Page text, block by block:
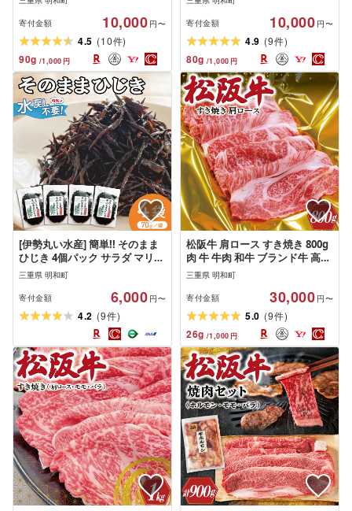
スジ すじ煮 煮込み 土手 土手煮
牛すじ肉 すじ肉 高たんぱく 希
少 味噌 味噌煮 白みそ
寄付金額 10,000 円〜
4.5 (10件)
90g /1,000 円
すじ煮 煮込み 土手 土手煮 牛す
じ肉 すじ肉 高たんぱく
寄付金額 10,000 円〜
4.9 (9件)
80g /1,000 円
[伊勢丸い水産] 簡単!! そのまま
ひじき 4個パック サラダ マリネ
かき揚げ 天ぷら 和え物 煮物 ド
ライパック 小分け 手軽 時短 戻
し不要 ミネラル 栄養 鉄分 ms2
三重県 明和町
寄付金額 6,000 円〜
4.2 (9件)
松阪牛 肩ロース すき焼き 800g
肉 牛 牛肉 和牛 ブランド牛 高級
国産 霜降り 冷凍 ふるさと 人気
しゃぶしゃぶ ロース
三重県 明和町
寄付金額 30,000 円〜
5.0 (9件)
26g /1,000 円